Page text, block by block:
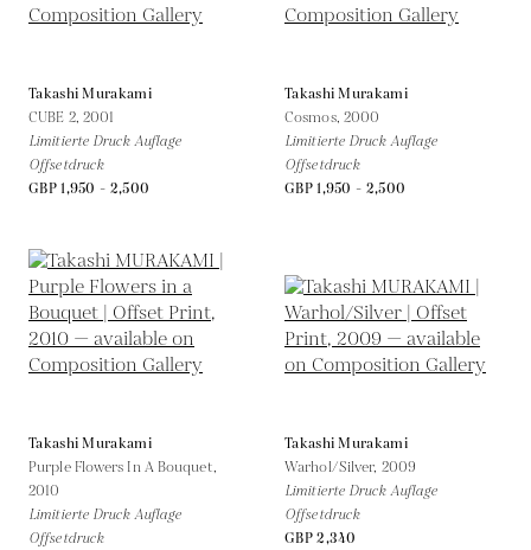
Takashi Murakami
CUBE 2, 2001
Limitierte Druck Auflage
Offsetdruck
GBP 1,950 - 2,500
Takashi Murakami
Cosmos, 2000
Limitierte Druck Auflage
Offsetdruck
GBP 1,950 - 2,500
Takashi Murakami
Purple Flowers In A Bouquet,
2010
Limitierte Druck Auflage
Offsetdruck
Takashi Murakami
Warhol/Silver, 2009
Limitierte Druck Auflage
Offsetdruck
GBP 2,340